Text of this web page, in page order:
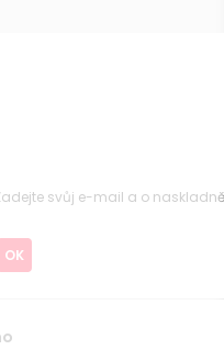
svůj e-mail a o
OK